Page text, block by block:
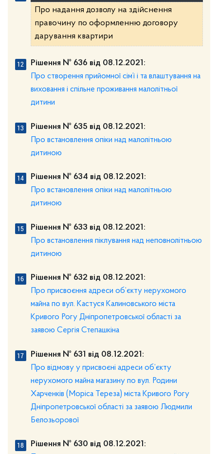
Про надання дозволу на здійснення
правочину по оформленню договору
дарування квартири
Рішення № 636 від 08.12.2021:
Про створення прийомної сім’ї і та влаштування на
виховання і спільне проживання малолітньої
дитини
Рішення № 635 від 08.12.2021:
Про встановлення опіки над малолітньою
дитиною
Рішення № 634 від 08.12.2021:
Про встановлення опіки над малолітньою
дитиною
Рішення № 633 від 08.12.2021:
Про встановлення піклування над неповнолітньою
дитиною
Рішення № 632 від 08.12.2021:
Про присвоєння адреси об’єкту нерухомого
майна по вул. Кастуся Калиновського міста
Кривого Рогу Дніпропетровської області за
заявою Сергія Степашкіна
Рішення № 631 від 08.12.2021:
Про відмову у присвоєні адреси об’єкту
нерухомого майна магазину по вул. Родини
Харченків (Моріса Тереза) міста Кривого Рогу
Дніпропетровської області за заявою Людмили
Белозьорової
Рішення № 630 від 08.12.2021: